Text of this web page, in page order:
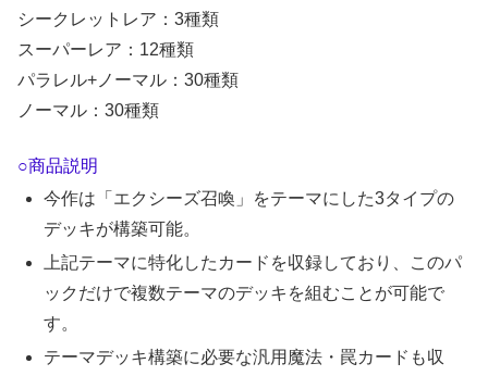
シークレットレア：3種類
スーパーレア：12種類
パラレル+ノーマル：30種類
ノーマル：30種類
○商品説明
今作は「エクシーズ召喚」をテーマにした3タイプの
デッキが構築可能。
上記テーマに特化したカードを収録しており、このパ
ックだけで複数テーマのデッキを組むことが可能で
す。
テーマデッキ構築に必要な汎用魔法・罠カードも収